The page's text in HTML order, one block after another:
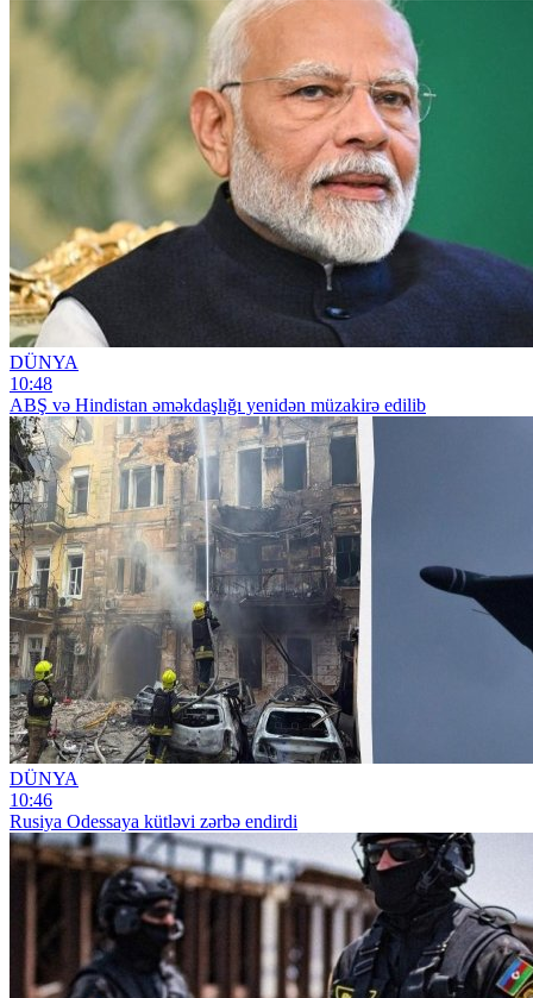
DÜNYA
10:48
ABŞ və Hindistan əməkdaşlığı yenidən müzakirə edilib
DÜNYA
10:46
Rusiya Odessaya kütləvi zərbə endirdi